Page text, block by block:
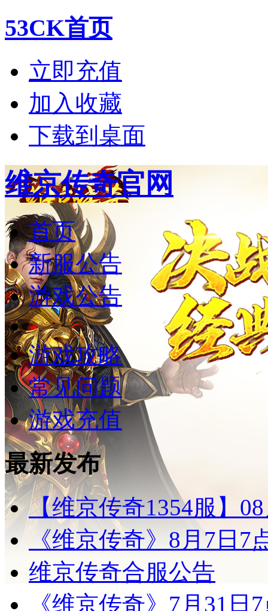
53CK首页
立即充值
加入收藏
下载到桌面
维京传奇官网
首页
新服公告
游戏公告
游戏攻略
常见问题
游戏充值
最新发布
【维京传奇1354服】
《维京传奇》8月7日7
维京传奇合服公告
《维京传奇》7月31日